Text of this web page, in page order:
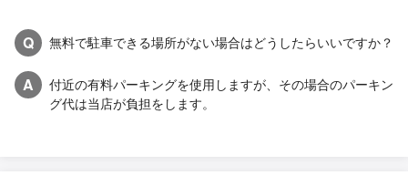
Q 無料で駐車できる場所がない場合はどうしたらいいですか？
A
付近の有料パーキングを使用しますが、その場合のパーキン
グ代は当店が負担をします。